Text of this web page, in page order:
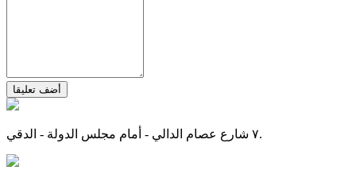
أضف تعليقا
٧ شارع عصام الدالي - أمام مجلس الدولة - الدقي.